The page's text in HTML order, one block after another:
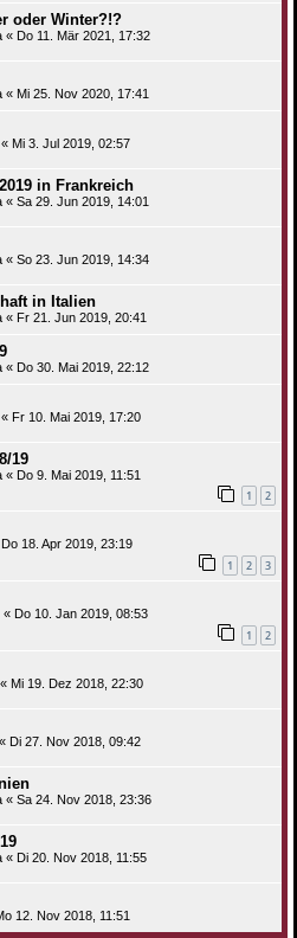
oder Winter?!?
« Do 11. Mär 2021, 17:32
« Mi 25. Nov 2020, 17:41
« Mi 3. Jul 2019, 02:57
in Frankreich
« Sa 29. Jun 2019, 14:01
« So 23. Jun 2019, 14:34
in Italien
« Fr 21. Jun 2019, 20:41
« Do 30. Mai 2019, 22:12
« Fr 10. Mai 2019, 17:20
19
« Do 9. Mai 2019, 11:51
1 2
Do 18. Apr 2019, 23:19
1 2 3
« Do 10. Jan 2019, 08:53
1 2
« Mi 19. Dez 2018, 22:30
« Di 27. Nov 2018, 09:42
« Sa 24. Nov 2018, 23:36
« Di 20. Nov 2018, 11:55
12. Nov 2018, 11:51